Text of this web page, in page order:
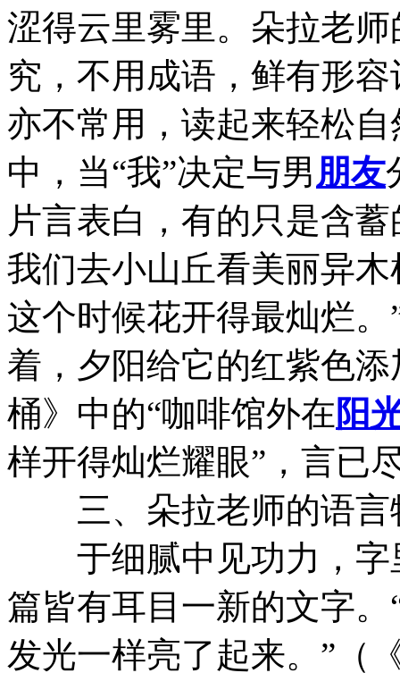
涩得云里雾里。朵拉老
究，不用成语，鲜有形
亦不常用，读起来轻松
中，当“我”决定与男朋友
片言表白，有的只是含
我们去小山丘看美丽异
这个时候花开得最灿烂
着，夕阳给它的红紫色
桶》中的“咖啡馆外在 阳
样开得灿烂耀眼”，言已
三、朵拉老师的语言
于细腻中见功力，字
篇皆有耳目一新的文字
发光一样亮了起来。”（